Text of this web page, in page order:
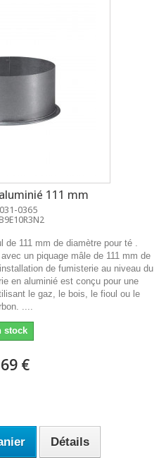
111 mm
0365
de 111 mm de diamètre pour té .
un piquage mâle de 111 mm de
de fumisterie au niveau du
en aluminié est conçu pour une
le gaz, le bois, le fioul ou le
....
stock
€
Détails